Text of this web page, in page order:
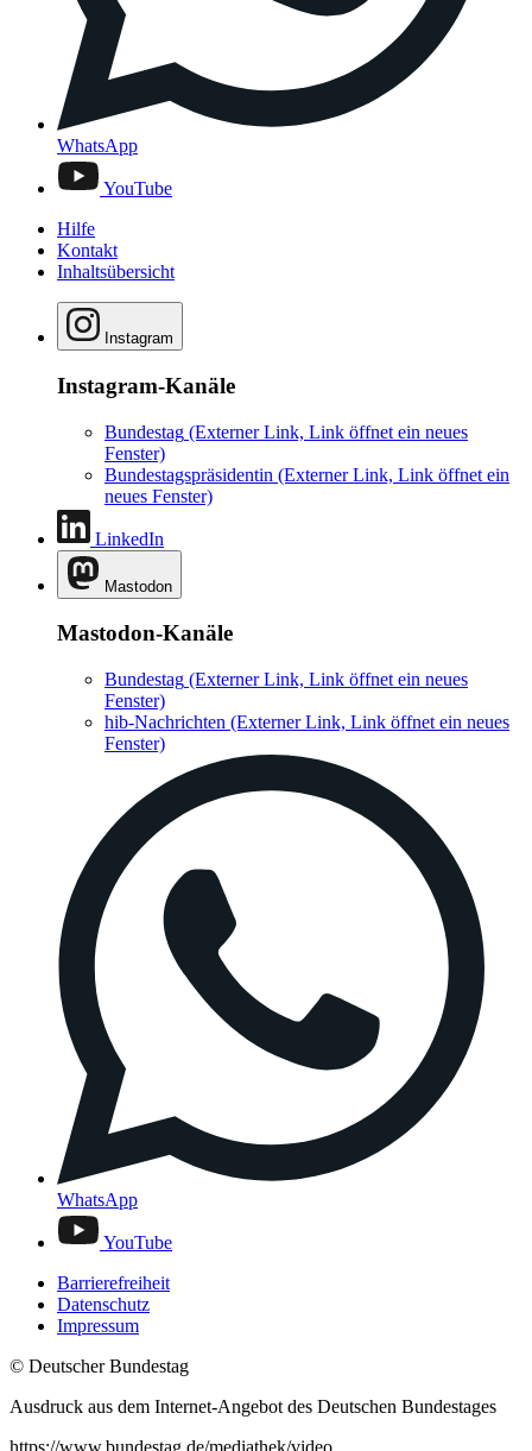
WhatsApp
YouTube
Hilfe
Kontakt
Inhaltsübersicht
Instagram
Instagram-Kanäle
Bundestag (Externer Link, Link öffnet ein neues
Fenster)
Bundestagspräsidentin (Externer Link, Link öffnet ein
neues Fenster)
LinkedIn
Mastodon
Mastodon-Kanäle
Bundestag (Externer Link, Link öffnet ein neues
Fenster)
hib-Nachrichten (Externer Link, Link öffnet ein neues
Fenster)
WhatsApp
YouTube
Barrierefreiheit
Datenschutz
Impressum
© Deutscher Bundestag
Ausdruck aus dem Internet-Angebot des Deutschen Bundestages
https://www.bundestag.de/mediathek/video